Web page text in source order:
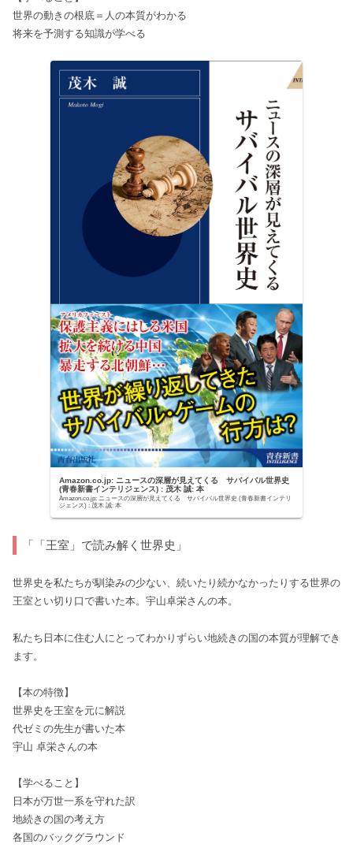
世界の動きの根底＝人の本質がわかる
将来を予測する知識が学べる
Amazon.co.jp: ニュースの深層が見えてくる サバイバル世界史
(青春新書インテリジェンス) : 茂木 誠: 本
Amazon.co.jp: ニュースの深層が見えてくる サバイバル世界史 (青春新書インテリ
ジェンス) : 茂木 誠: 本
「「王室」で読み解く世界史」
世界史を私たちが馴染みの少ない、続いたり続かなかったりする世界の
王室とい切り口で書いた本。宇山卓栄さんの本。
私たち日本に住む人にとってわかりずらい地続きの国の本質が理解でき
ます。
【本の特徴】
世界史を王室を元に解説
代ゼミの先生が書いた本
宇山 卓栄さんの本
【学べること】
日本が万世一系を守れた訳
地続きの国の考え方
各国のバックグラウンド